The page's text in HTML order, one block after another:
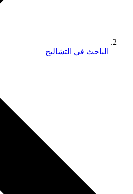
الباحث في التشاليح